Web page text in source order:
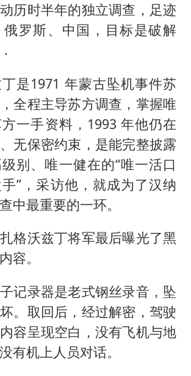
历时半年的独立调查，足迹
罗斯、中国，目标是破解
.
是1971 年蒙古坠机事件苏
全程主导苏方调查，掌握唯
一手资料，1993 年他仍在
无保密约束，是能完整披露
别、唯一健在的“唯一活口
”，采访他，就成为了汉纳
中最重要的一环。
格沃兹丁将军最后曝光了黑
容。
记录器是老式钢丝录音，坠
。取回后，经过解密，驾驶
容呈现空白，没有飞机与地
有机上人员对话。